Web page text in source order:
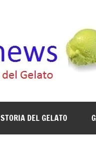
STORIA DEL GELATO